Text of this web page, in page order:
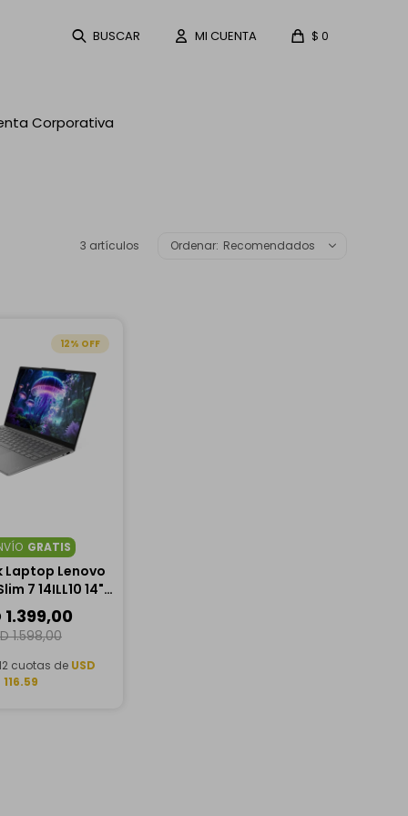
Corporativa
$ 0
3 artículos Recomendados
12
GRATIS
Laptop Lenovo
7 14ILL10 14"
Intel Core Ultra
RAM, 1TB SSD
1.399,00
1.598,00
cuotas de USD
116.59